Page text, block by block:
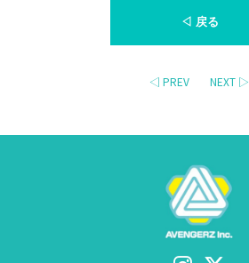
◁ 戻る
◁ PREV NEXT ▷